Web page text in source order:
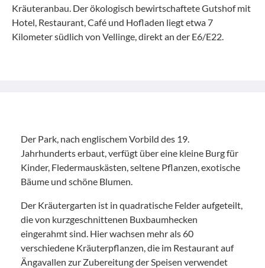
Kräuteranbau. Der ökologisch bewirtschaftete Gutshof mit
Hotel, Restaurant, Café und Hofladen liegt etwa 7
Kilometer südlich von Vellinge, direkt an der E6/E22.
Der Park, nach englischem Vorbild des 19.
Jahrhunderts erbaut, verfügt über eine kleine Burg für
Kinder, Fledermauskästen, seltene Pflanzen, exotische
Bäume und schöne Blumen.
Der Kräutergarten ist in quadratische Felder aufgeteilt,
die von kurzgeschnittenen Buxbaumhecken
eingerahmt sind. Hier wachsen mehr als 60
verschiedene Kräuterpflanzen, die im Restaurant auf
Ängavallen zur Zubereitung der Speisen verwendet